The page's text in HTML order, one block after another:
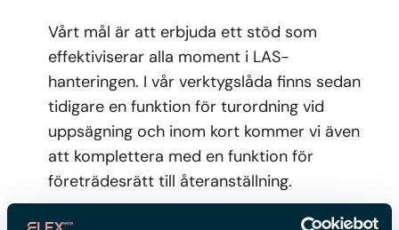
Vårt mål är att erbjuda ett stöd som
effektiviserar alla moment i LAS-
hanteringen. I vår verktygslåda finns sedan
tidigare en funktion för turordning vid
uppsägning och inom kort kommer vi även
att komplettera med en funktion för
företrädesrätt till återanställning.